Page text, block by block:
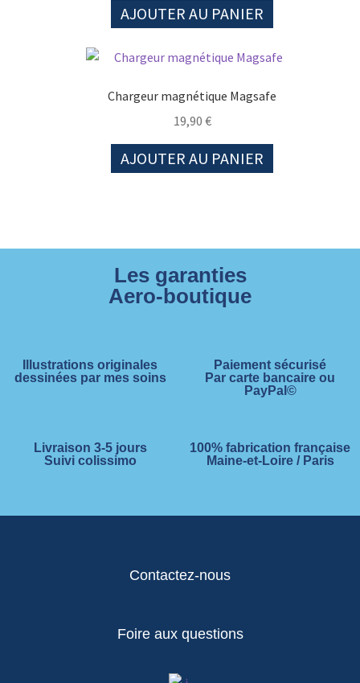
AJOUTER AU PANIER
Chargeur magnétique Magsafe
19,90 €
AJOUTER AU PANIER
Les garanties
Aero-boutique
Illustrations originales
dessinées par mes soins
Paiement sécurisé
Par carte bancaire ou
PayPal©
Livraison 3-5 jours
Suivi colissimo
100% fabrication française
Maine-et-Loire / Paris
Contactez-nous
Foire aux questions